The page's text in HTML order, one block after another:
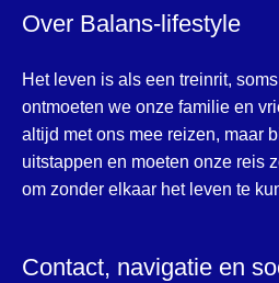
Over Balans-lifestyle
Het leven is als een treinrit,
ontmoeten we onze familie en
altijd met ons mee reizen, maar
uitstappen en moeten onze reis
om zonder elkaar het leven te
Contact, navigatie en